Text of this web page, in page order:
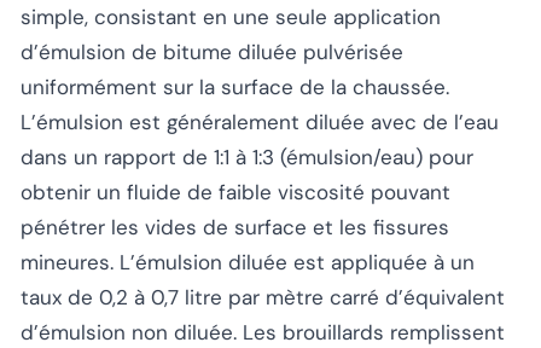
simple, consistant en une seule application
d’émulsion de bitume diluée pulvérisée
uniformément sur la surface de la chaussée.
L’émulsion est généralement diluée avec de l’eau
dans un rapport de 1:1 à 1:3 (émulsion/eau) pour
obtenir un fluide de faible viscosité pouvant
pénétrer les vides de surface et les fissures
mineures. L’émulsion diluée est appliquée à un
taux de 0,2 à 0,7 litre par mètre carré d’équivalent
d’émulsion non diluée. Les brouillards remplissent